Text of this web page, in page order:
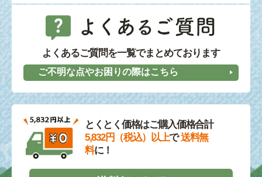
よくあるご質問を一覧でまとめております
ご不明な点やお困りの際はこちら
とくとく価格はご購入価格合計
5,832円（税込）以上で送料無
料に！